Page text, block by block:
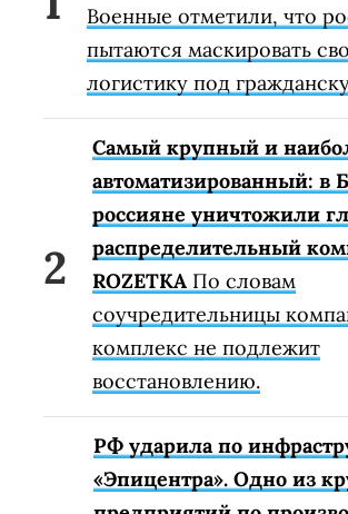
Военные отметили, что
пытаются маскировать
логистику под
Самый крупный и
автоматизированный: в
россияне уничтожили
распределительный
ROZETKA По словам
соучредительницы
комплекс не подлежит
восстановлению.
РФ ударила по
«Эпицентра». Одно из